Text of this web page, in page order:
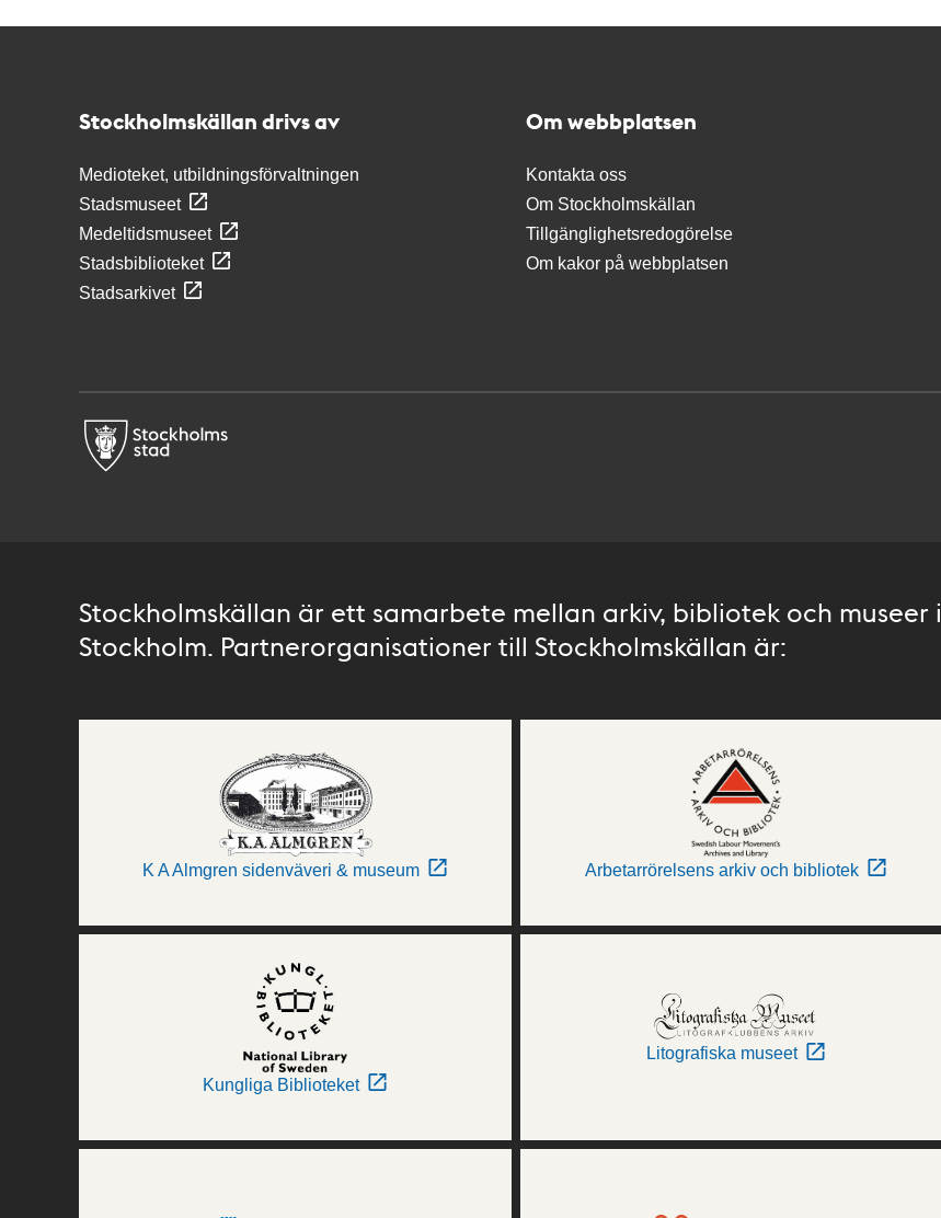
Stockholmskällan drivs av
Medioteket, utbildningsförvaltningen
Stadsmuseet
Medeltidsmuseet
Stadsbiblioteket
Stadsarkivet
Om webbplatsen
Kontakta oss
Om Stockholmskällan
Tillgänglighetsredogörelse
Om kakor på webbplatsen
Stockholmskällan är ett samarbete mellan arkiv, bibliotek och museer i
Stockholm. Partnerorganisationer till Stockholmskällan är:
K A Almgren sidenväveri & museum Arbetarrörelsens arkiv och bibliotek
Kungliga Biblioteket
Litografiska museet